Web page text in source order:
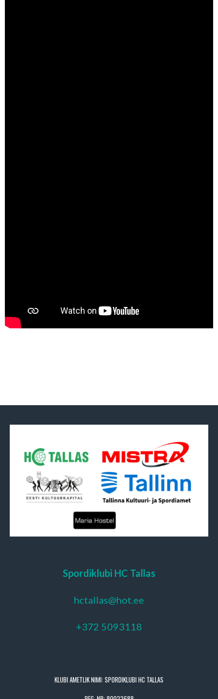
Spordiklubi HC Tallas
hctallas@hot.ee
+372 5093118
KLUBI AMETLIK NIMI: SPORDIKLUBI HC TALLAS